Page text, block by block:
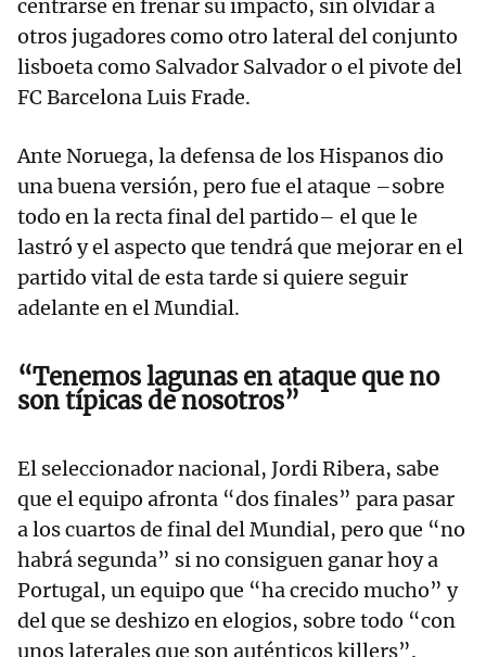
centrarse en frenar su impacto, sin olvidar a
otros jugadores como otro lateral del conjunto
lisboeta como Salvador Salvador o el pivote del
FC Barcelona Luis Frade.
Ante Noruega, la defensa de los Hispanos dio
una buena versión, pero fue el ataque –sobre
todo en la recta final del partido– el que le
lastró y el aspecto que tendrá que mejorar en el
partido vital de esta tarde si quiere seguir
adelante en el Mundial.
“Tenemos lagunas en ataque que no
son típicas de nosotros”
El seleccionador nacional, Jordi Ribera, sabe
que el equipo afronta “dos finales” para pasar
a los cuartos de final del Mundial, pero que “no
habrá segunda” si no consiguen ganar hoy a
Portugal, un equipo que “ha crecido mucho” y
del que se deshizo en elogios, sobre todo “con
unos laterales que son auténticos killers”.